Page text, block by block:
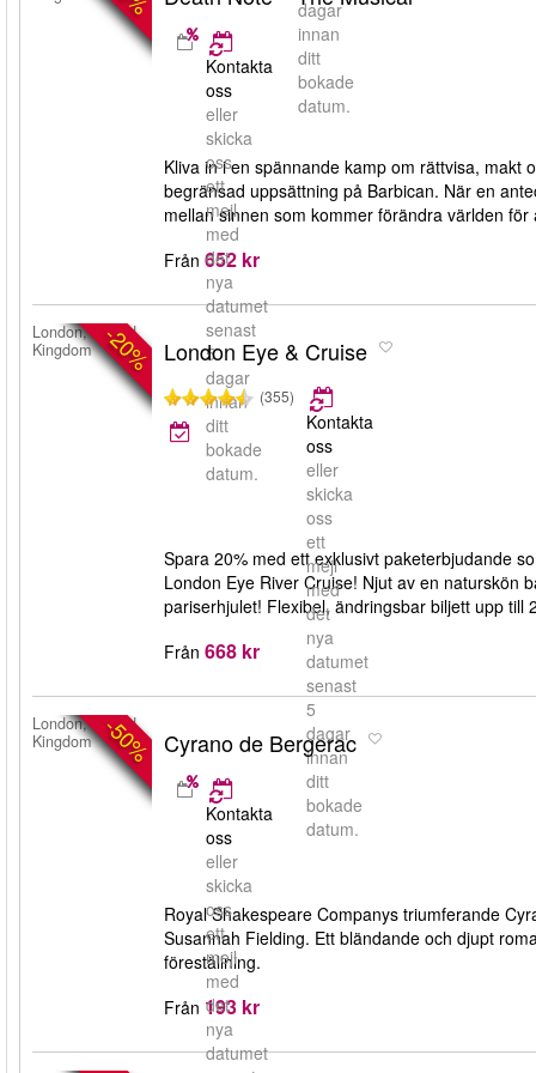
dagar
innan
ditt
bokade
datum.
Kontakta
oss
eller
skicka
oss
ett
mejl
med
det
nya
datumet
senast
5
dagar
innan
ditt
bokade
datum.
Kliva in i en spännande kamp om rättvisa, makt
begränsad uppsättning på Barbican. När en
mellan sinnen som kommer förändra världen för
Från 652 kr
-20%
London, United
Kingdom
London Eye & Cruise
(355)
Kontakta
oss
eller
skicka
oss
ett
mejl
med
det
nya
datumet
senast
5
dagar
innan
ditt
bokade
datum.
Spara 20% med ett exklusivt paketerbjudande
London Eye River Cruise! Njut av en naturskön
pariserhjulet! Flexibel, ändringsbar biljett upp till
Från 668 kr
-50%
London, United
Kingdom
Cyrano de Bergerac
Kontakta
oss
eller
skicka
oss
ett
mejl
med
det
nya
datumet
Royal Shakespeare Companys triumferande
Susannah Fielding. Ett bländande och djupt
föreställning.
Från 193 kr